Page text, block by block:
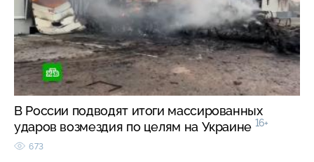
В России подводят итоги массированных
ударов возмездия по целям на Украине 16+
673